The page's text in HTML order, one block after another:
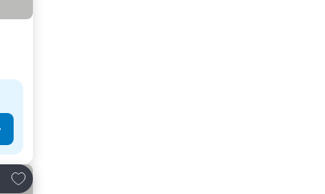
Lisää suosikkeihin